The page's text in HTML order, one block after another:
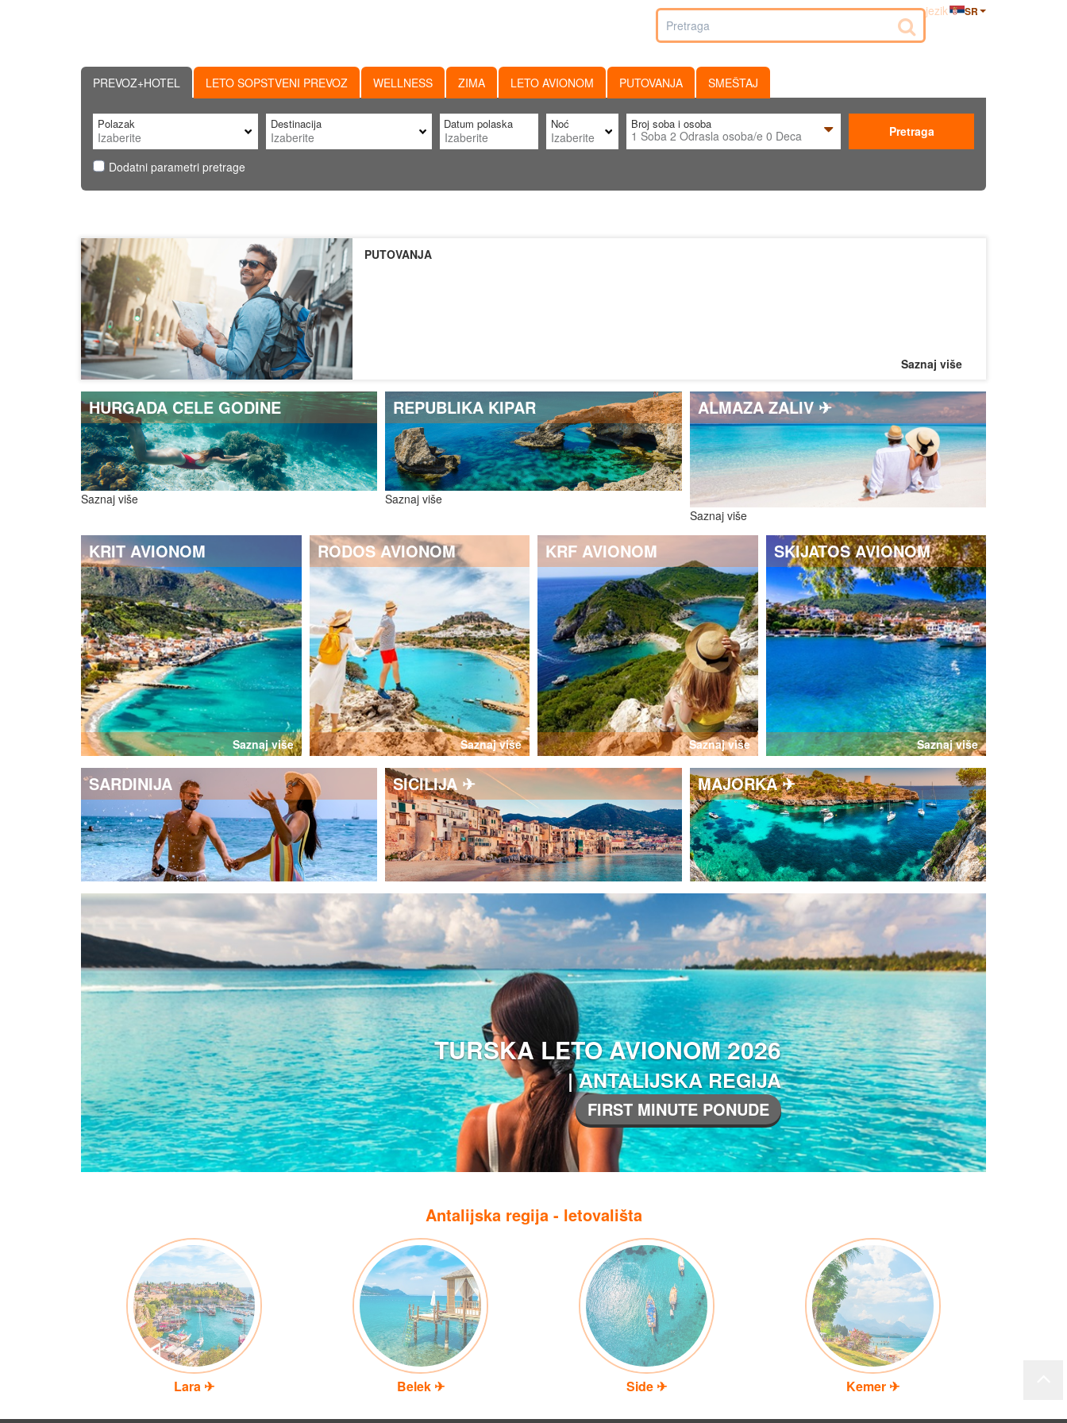
jezik SR
PREVOZ+HOTEL LETO SOPSTVENI PREVOZ WELLNESS ZIMA LETO AVIONOM PUTOVANJA SMEŠTAJ
Polazak Destinacija Datum polaska Noć Broj soba i osoba
1 Soba 2 Odrasla osoba/e 0 Deca Pretraga
Dodatni parametri pretrage
PUTOVANJA
Saznaj više
HURGADA CELE GODINE
Saznaj više
REPUBLIKA KIPAR
Saznaj više
ALMAZA ZALIV ✈
Saznaj više
KRIT AVIONOM
Saznaj više
RODOS AVIONOM
Saznaj više
KRF AVIONOM
Saznaj više
SKIJATOS AVIONOM
Saznaj više
SARDINIJA SICILIJA ✈ MAJORKA ✈
TURSKA LETO AVIONOM 2026
| ANTALIJSKA REGIJA
FIRST MINUTE PONUDE
Antalijska regija - letovališta
Lara ✈ Belek ✈ Side ✈ Kemer ✈